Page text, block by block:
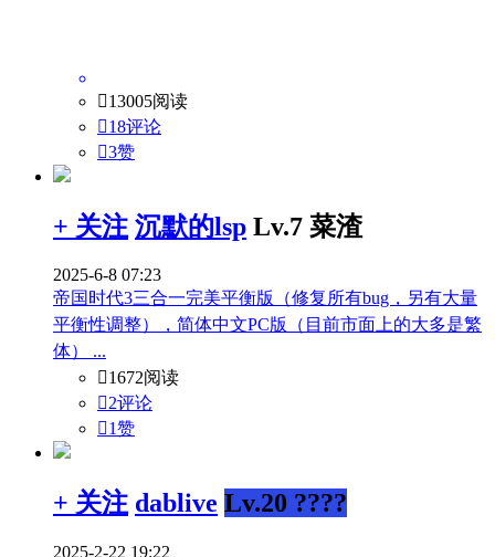
13005阅读
18评论
3赞
+ 关注 沉默的lsp Lv.7 菜渣
2025-6-8 07:23
帝国时代3三合一完美平衡版（修复所有bug，另有大量
平衡性调整），简体中文PC版（目前市面上的大多是繁
体） ...
1672阅读
2评论
1赞
+ 关注 dablive Lv.20 ????
2025-2-22 19:22